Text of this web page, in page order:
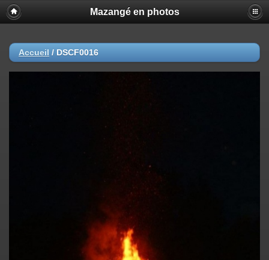
Mazangé en photos
Accueil / DSCF0016